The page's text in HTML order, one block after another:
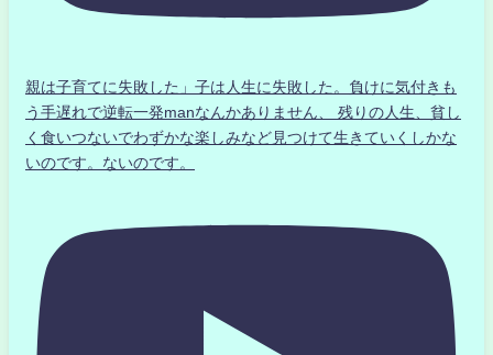
親は子育てに失敗した」子は人生に失敗した。負けに気付きも
う手遅れで逆転一発manなんかありません、 残りの人生、貧し
く食いつないでわずかな楽しみなど見つけて生きていくしかな
いのです。ないのです。